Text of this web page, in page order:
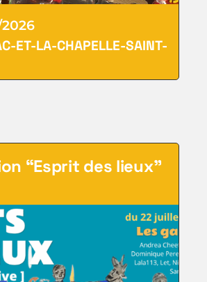
ET-LA-CHAPELLE-SAINT-
“Esprit des lieux”